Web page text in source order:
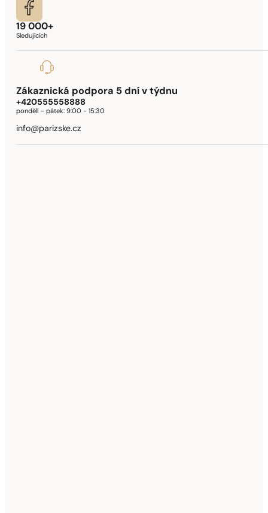
19 000+
Sledujících
Zákaznická podpora 5 dní v týdnu
+420555558888
pondělí – pátek:9:00 - 15:30
info@parizske.cz